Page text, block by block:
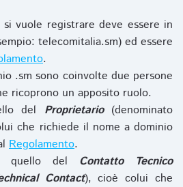
vuole registrare deve essere in
telecomitalia.sm) ed essere
.
.sm sono coinvolte due persone
ricoprono un apposito ruolo.
del Proprietario(denominato
che richiede il nome a dominio
Regolamento.
quello del Contatto Tecnico
Contact), cioè colui che